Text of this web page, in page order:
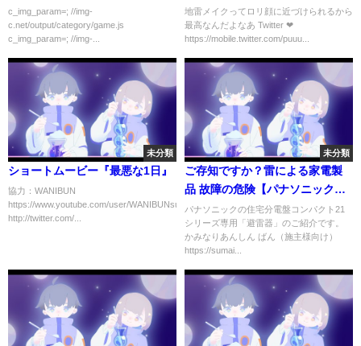
c_img_param=; //img-
c.net/output/category/game.js
c_img_param=; //img-...
ク】
地雷メイクってロリ顔に近づけられるから
最高なんだよなあ Twitter ❤︎
https://mobile.twitter.com/puuu...
未分類
ショートムービー『最悪な1日』
協力：WANIBUN
https://www.youtube.com/user/WANIBUNsub
http://twitter.com/...
未分類
ご存知ですか？雷による家電製
品 故障の危険【パナソニックの
避雷器】
パナソニックの住宅分電盤コンパクト21
シリーズ専用「避雷器」のご紹介です。
かみなりあんしん ばん（施主様向け）
https://sumai...